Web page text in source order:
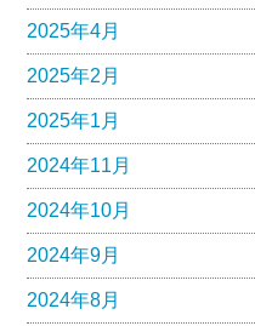
2025年4月
2025年2月
2025年1月
2024年11月
2024年10月
2024年9月
2024年8月